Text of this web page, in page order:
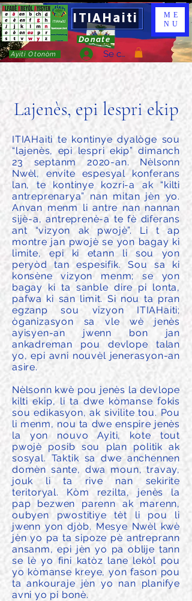
ITIAHaiti
Donate
Ayiti Otonòm Se connecter
ME
NU
Lajenès, epi lespri ekip
ITIAHaiti te kontinye dyalòge sou
“lajenès, epi lespri ekip” dimanch
23 septanm 2020-an. Nèlsonn
Nwèl, envite espesyal konferans
lan, te kontinye kozri-a ak “kilti
antreprenarya” nan mitan jèn yo.
Anvan menm li antre nan nannan
sijè-a, antreprenè-a te fè diferans
ant “vizyon ak pwojè”. Li t ap
montre jan pwojè se yon bagay ki
limite, epi ki etann li sou yon
peryòd tan espesifik. Sou sa ki
konsène vizyon menm; se yon
bagay ki ta sanble dire pi lonta,
pafwa ki san limit. Si nou ta pran
egzanp sou vizyon ITIAHaiti;
òganizasyon sa vle wè jenès
ayisyen-an jwenn bon jan
ankadreman pou devlope talan
yo, epi avni nouvèl jenerasyon-an
asire.
Nèlsonn kwè pou jenès la devlope
kilti ekip, li ta dwe kòmanse fokis
sou edikasyon, ak sivilite tou. Pou
li menm, nou ta dwe enspire jenès
la yon nouvo Ayiti, kote tout
pwojè posib sou plan politik ak
sosyal. Taktik sa dwe anchennen
domèn sante, dwa moun, travay,
jouk li ta rive nan sekirite
teritoryal. Kòm rezilta, jenès la
pap bezwen parenn ak marenn,
oubyen pwostitiye tèt li pou li
jwenn yon djòb. Mesye Nwèl kwè
jèn yo pa ta sipoze pè antreprann
ansanm, epi jèn yo pa oblije tann
se lè yo fini katòz lane lekòl pou
yo kòmanse kreye, yon fason pou
ta ankouraje jèn yo nan planifye
avni yo pi bonè.